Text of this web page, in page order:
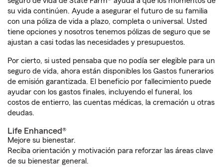
su vida continúen. Ayude a asegurar el futuro de su familia
con una póliza de vida a plazo, completa o universal. Usted
tiene opciones y nosotros tenemos pólizas de seguro que se
ajustan a casi todas las necesidades y presupuestos.
Por cierto, si usted pensaba que no podía ser elegible para un
seguro de vida, ahora están disponibles los Gastos funerarios
de emisión garantizada. El beneficio por fallecimiento puede
ayudar con los gastos finales, incluyendo el funeral, los
costos de entierro, las cuentas médicas, la cremación u otras
deudas.
Life Enhanced®
Mejore su bienestar.
Reciba orientación y motivación para reforzar las áreas clave
de su bienestar general.